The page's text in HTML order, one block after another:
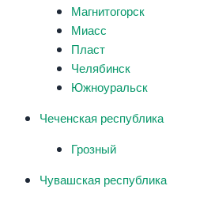
Магнитогорск
Миасс
Пласт
Челябинск
Южноуральск
Чеченская республика
Грозный
Чувашская республика